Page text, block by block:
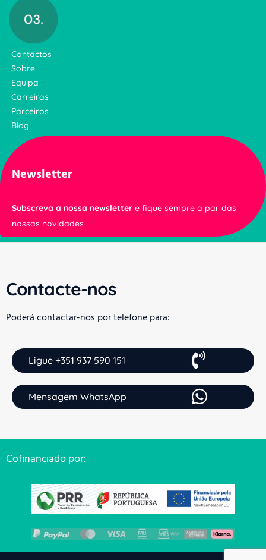
Contactos
Sobre
Equipa
Carreiras
Parceiros
Blog
Newsletter
Subscreva a nossa newsletter e fique sempre a par das
nossas novidades
Contacte-nos
Poderá contactar-nos por telefone para:
Ligue +351 937 590 151
Mensagem WhatsApp
Cofinanciado por: